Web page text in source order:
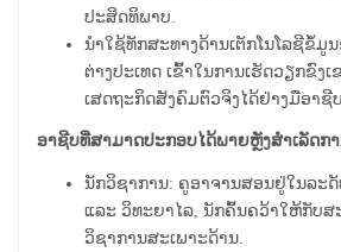
ປະສິດທິພາບ.
ນໍາໃຊ້ທັກສະທາງດ້ານເຕັກໂນໂລຊີຂໍ້ມູ
ຕ່າງປະເທດ ເຂົ້າໃນການເຮັດວຽກຂົງ
ເສດຖະກິດສັງຄົມຕົວຈິງໄດ້ຢ່າງມືອາຊີ
ອາຊີບທີ່ສາມາດປະກອບໄດ້ພາຍຫຼັງສໍາເລັດກ
ນັກວິຊາການ: ຄູອາຈານສອນຢູ່ໃນລະ
ແລະ ວິທະຍາໄລ, ນັກຄົ້ນຄວ້າໃຫ້ກັບສ
ວິຊາການສະເພາະດ້ານ.